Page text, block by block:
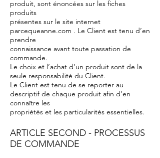
produit, sont énoncées sur les fiches
produits
présentes sur le site internet
parcequeanne.com . Le Client est tenu d’en
prendre
connaissance avant toute passation de
commande.
Le choix et l’achat d’un produit sont de la
seule responsabilité du Client.
Le Client est tenu de se reporter au
descriptif de chaque produit afin d’en
connaître les
propriétés et les particularités essentielles.
ARTICLE SECOND - PROCESSUS
DE COMMANDE